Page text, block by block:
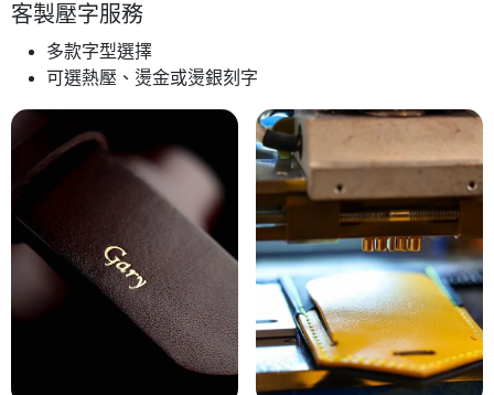
客製壓字服務
多款字型選擇
可選熱壓、燙金或燙銀刻字